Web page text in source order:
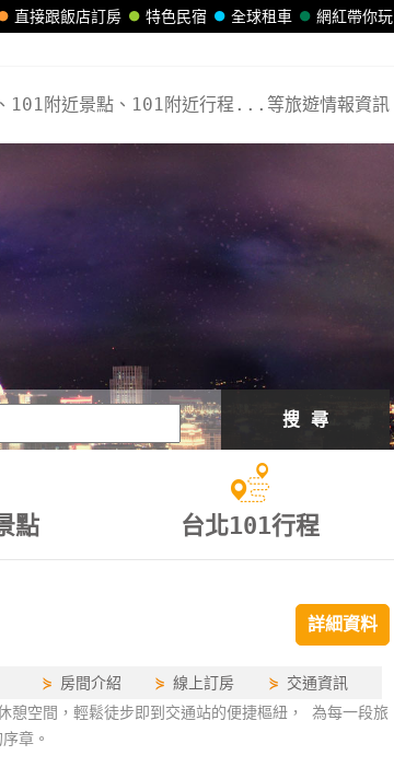
網紅帶你玩
全球租車
特色民宿
直接跟飯店訂房
101附近景點、101附近行程...等旅遊情報資訊
搜 尋
點 台北101行程
詳細資料
⋟ 房間介紹 ⋟線上訂房 ⋟ 交通資訊
憩空間，輕鬆徒步即到交通站的便捷樞紐， 為每一段旅
章。